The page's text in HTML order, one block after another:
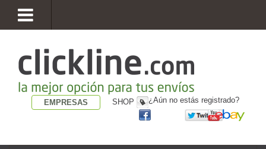
EMPRESAS SHOP ¿Aún no estás registrado?